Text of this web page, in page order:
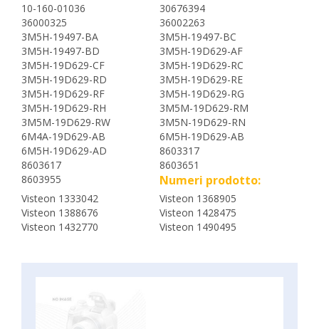
10-160-01036
30676394
36000325
36002263
3M5H-19497-BA
3M5H-19497-BC
3M5H-19497-BD
3M5H-19D629-AF
3M5H-19D629-CF
3M5H-19D629-RC
3M5H-19D629-RD
3M5H-19D629-RE
3M5H-19D629-RF
3M5H-19D629-RG
3M5H-19D629-RH
3M5M-19D629-RM
3M5M-19D629-RW
3M5N-19D629-RN
6M4A-19D629-AB
6M5H-19D629-AB
6M5H-19D629-AD
8603317
8603617
8603651
8603955
Numeri prodotto:
Visteon 1333042
Visteon 1368905
Visteon 1388676
Visteon 1428475
Visteon 1432770
Visteon 1490495